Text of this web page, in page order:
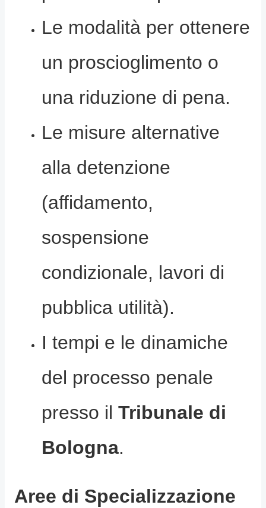
Le modalità per ottenere
un proscioglimento o
una riduzione di pena.
Le misure alternative
alla detenzione
(affidamento,
sospensione
condizionale, lavori di
pubblica utilità).
I tempi e le dinamiche
del processo penale
presso ilTribunale di
Bologna.
Aree di Specializzazione